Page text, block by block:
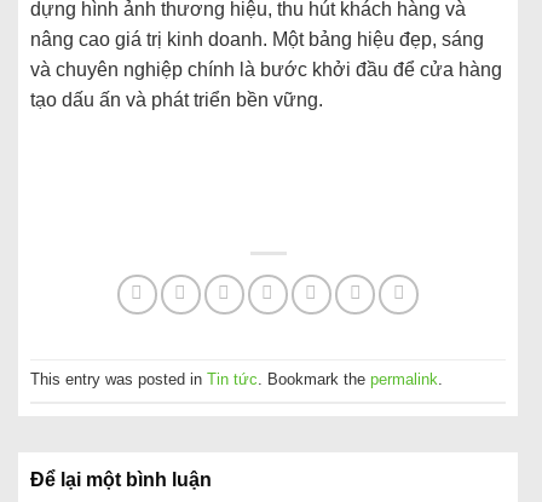
dựng hình ảnh thương hiệu, thu hút khách hàng và
nâng cao giá trị kinh doanh. Một bảng hiệu đẹp, sáng
và chuyên nghiệp chính là bước khởi đầu để cửa hàng
tạo dấu ấn và pháttriển bền vững.
This entry was posted in Tin tức. Bookmark the permalink.
Để lại một bình luận